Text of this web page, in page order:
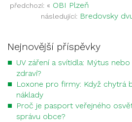
předchozí: « OBI Plzeň
následující: Bredovsky
Nejnovější příspěvky
UV záření a svítidla: Mýtus
zdraví?
Loxone pro firmy: Když chytrá
náklady
Proč je pasport veřejného
správu obce?